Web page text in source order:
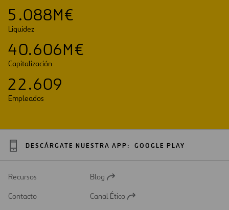
5 .088M€
Liquidez
40.606M€
Capitalización
22.609
Empleados
DESCÁRGATE NUESTRA APP: GOOGLE PLAY
Recursos
Abrir
una
Blog
Contacto
Abrir
Canal Ético